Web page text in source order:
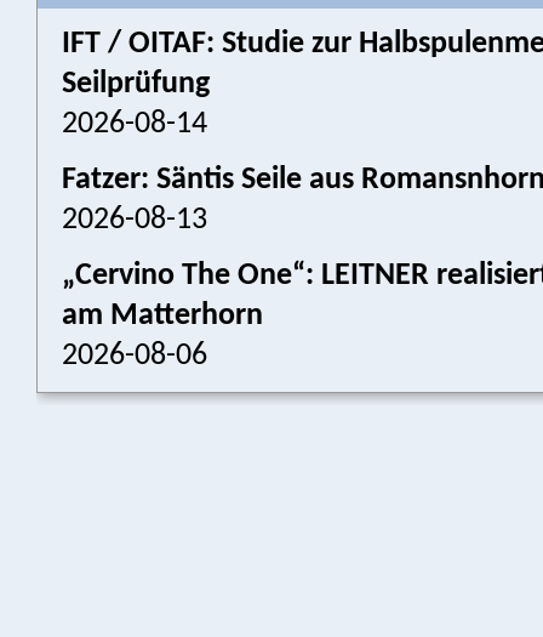
IFT / OITAF: Studie zur
Seilprüfung
2026-08-14
Fatzer: Säntis Seile aus
2026-08-13
„Cervino The One“: LEITNER
am Matterhorn
2026-08-06